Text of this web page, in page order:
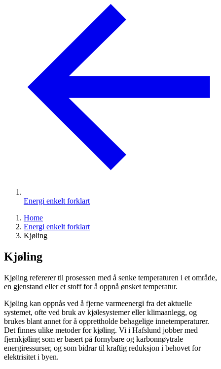
Energi enkelt forklart
Home
Energi enkelt forklart
Kjøling
Kjøling
Kjøling refererer til prosessen med å senke temperaturen i et område,
en gjenstand eller et stoff for å oppnå ønsket temperatur.
Kjøling kan oppnås ved å fjerne varmeenergi fra det aktuelle
systemet, ofte ved bruk av kjølesystemer eller klimaanlegg, og
brukes blant annet for å opprettholde behagelige innetemperaturer.
Det finnes ulike metoder for kjøling. Vi i Hafslund jobber med
fjernkjøling som er basert på fornybare og karbonnøytrale
energiressurser, og som bidrar til kraftig reduksjon i behovet for
elektrisitet i byen.